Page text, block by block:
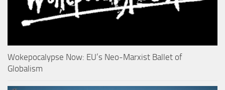
Wokepocalypse Now: EU’s Neo-Marxist Ballet of
Globalism